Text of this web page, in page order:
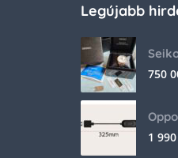
Legújabb
750
1 990